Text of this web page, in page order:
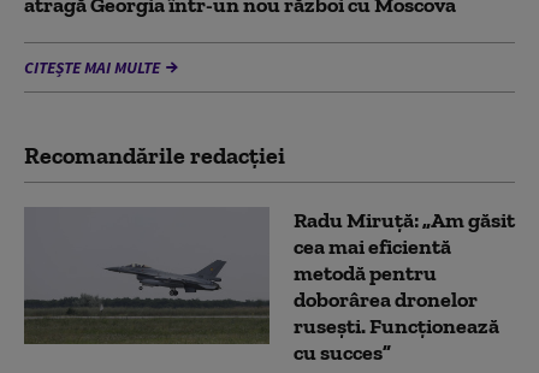
CITEȘTE MAI MULTE
Recomandările redacţiei
Radu Miruță: „Am găsit
cea mai eficientă
metodă pentru
doborârea dronelor
rusești. Funcționează
cu succes”